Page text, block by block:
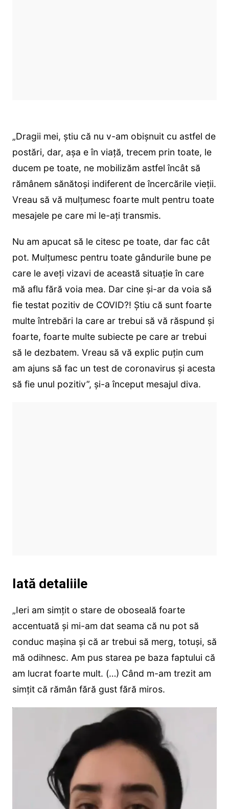
„Dragii mei, știu că nu v-am obișnuit cu astfel de
postări, dar, așa e în viață, trecem prin toate, le
ducem pe toate, ne mobilizăm astfel încât să
rămânem sănătoși indiferent de încercările vieții.
Vreau să vă mulțumesc foarte mult pentru toate
mesajele pe care mi le-ați transmis.
Nu am apucat să le citesc pe toate, dar fac cât
pot. Mulțumesc pentru toate gândurile bune pe
care le aveți vizavi de această situație în care
mă aflu fără voia mea. Dar cine și-ar da voia să
fie testat pozitiv de COVID?! Știu că sunt foarte
multe întrebări la care ar trebui să vă răspund și
foarte, foarte multe subiecte pe care ar trebui
să le dezbatem. Vreau să vă explic puțin cum
am ajuns să fac un test de coronavirus și acesta
să fie unul pozitiv”, și-a început mesajul diva.
Iată detaliile
„Ieri am simțit o stare de oboseală foarte
accentuată și mi-am dat seama că nu pot să
conduc mașina și că ar trebui să merg, totuși, să
mă odihnesc. Am pus starea pe baza faptului că
am lucrat foarte mult. (…) Când m-am trezit am
simțit că rămân fără gust fără miros.